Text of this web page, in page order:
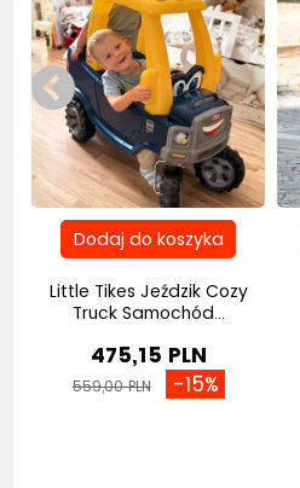
Little Tikes Jeździk Cozy
Truck Samochód...
475,15 PLN
559,00 PLN -15%